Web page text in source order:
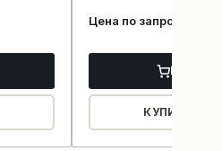
Цена по запросу
В
КУПИТЬ В 1